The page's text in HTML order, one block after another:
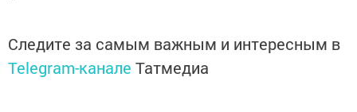
Следите за самым важным и интересным в
Telegram-канале Татмедиа